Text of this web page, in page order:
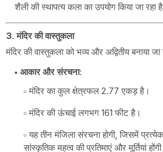
शैली की स्थापत्य कला का उपयोग किया जा रहा
3. मंदिर की वास्तुकला
मंदिर की वास्तुकला को भव्य और अद्वितीय बनाया जा
आकार और संरचना:
मंदिर का कुल क्षेत्रफल 2.77 एकड़ है।
मंदिर की ऊंचाई लगभग 161 फीट है।
यह तीन मंजिला संरचना होगी, जिसमें
सांस्कृतिक महत्व की प्रतिमाएं और मूर्तियां